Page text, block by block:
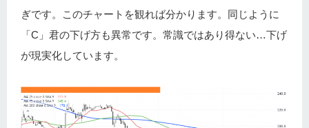
ぎです。このチャートを観れば分かります。同じように
「C」君の下げ方も異常です。常識ではあり得ない…下げ
が現実化しています。